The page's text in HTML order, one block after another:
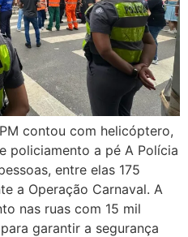
contou com helicóptero,
policiamento a pé A Polícia
entre elas 175
a Operação Carnaval. A
nas ruas com 15 mil
garantir a segurança